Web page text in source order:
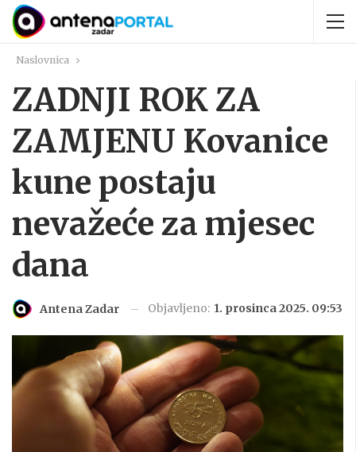
Naslovnica
ZADNJI ROK ZA
ZAMJENU Kovanice
kune postaju
nevažeće za mjesec
dana
Antena Zadar Objavljeno: 1. prosinca 2025. 09:53